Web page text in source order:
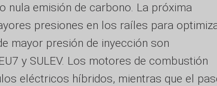
emisión de carbono. La próxima
presiones en los raíles para
mayor presión de inyección son
y SULEV. Los motores de combustión
eléctricos híbridos, mientras que el